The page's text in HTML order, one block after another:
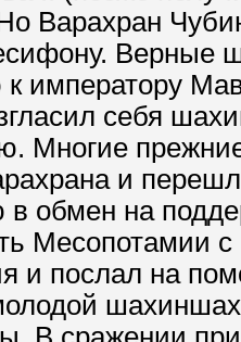
Варахран
Верные
императору
себя
Многие
и
обмен на
Месопотамии
и послал на